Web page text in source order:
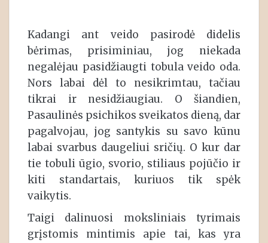
Kadangi ant veido pasirodė didelis
bėrimas, prisiminiau, jog niekada
negalėjau pasidžiaugti tobula veido oda.
Nors labai dėl to nesikrimtau, tačiau
tikrai ir nesidžiaugiau. O šiandien,
Pasaulinės psichikos sveikatos dieną, dar
pagalvojau, jog santykis su savo kūnu
labai svarbus daugeliui sričių. O kur dar
tie tobuli ūgio, svorio, stiliaus pojūčio ir
kiti standartais, kuriuos tik spėk
vaikytis.
Taigi dalinuosi moksliniais tyrimais
grįstomis mintimis apie tai, kas yra